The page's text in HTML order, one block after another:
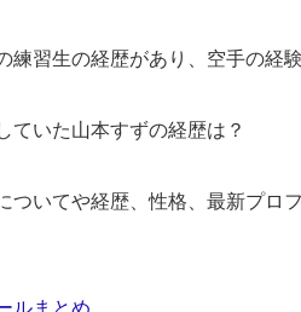
習生の経歴があり、空手の経
ていた山本すずの経歴は？
いてや経歴、性格、最新プロ